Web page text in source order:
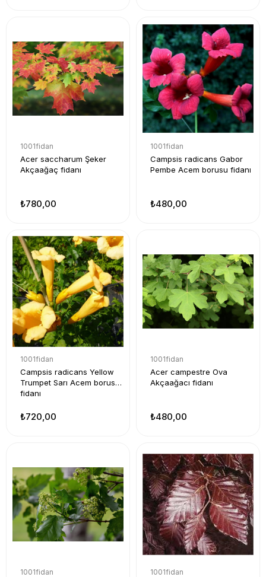
1001fidan
Acer saccharum Şeker
Akçaağaç fidanı
₺780,00
1001fidan
Campsis radicans Gabor
Pembe Acem borusu fidanı
₺480,00
1001fidan
Campsis radicans Yellow
Trumpet Sarı Acem borusu
fidanı
₺720,00
1001fidan
Acer campestre Ova
Akçaağacı fidanı
₺480,00
1001fidan 1001fidan